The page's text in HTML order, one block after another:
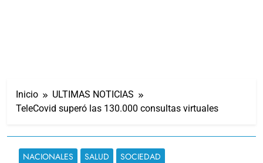
Inicio
ULTIMAS NOTICIAS
TeleCovid superó las 130.000 consultas virtuales
NACIONALES SALUD
SOCIEDAD